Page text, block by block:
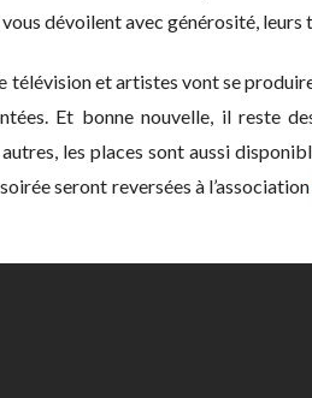
dévoilent avec générosité, leurs
télévision et artistes vont se
Et bonne nouvelle, il reste
les places sont aussi
seront reversées à l’association